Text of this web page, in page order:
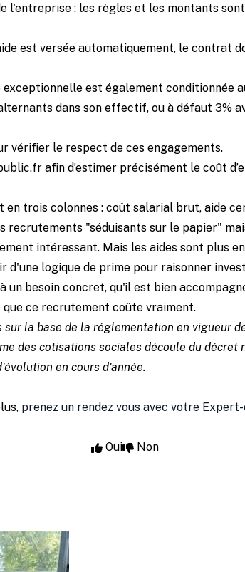
l'entreprise : les règles et les montants
est versée automatiquement, le contrat
est également conditionnée
dans son effectif, ou à défaut 3%
vérifier le respect de ces engagements.
afin d’estimer précisément le coût
trois colonnes : coût salarial brut, aide
recrutements "séduisants sur le papier"
intéressant. Mais les aides sont plus
logique de prime pour raisonner
besoin concret, qu'il est bien
ce recrutement coûte vraiment.
la base de la réglementation en vigueur
des cotisations sociales découle du
en cours d'année.
prenez un rendez vous avec votre
Oui
Non